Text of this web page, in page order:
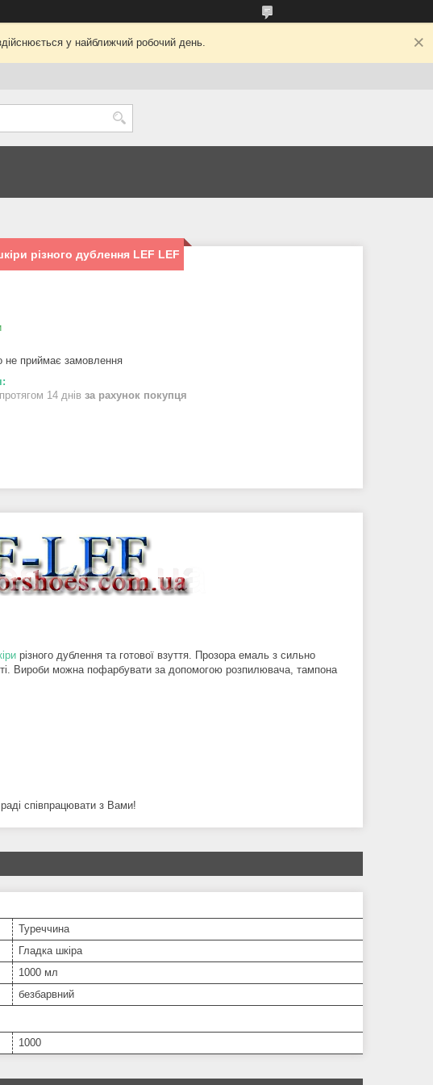
у найближчий робочий день.
різного дублення LEF LEF
не приймає замовлення
14 днів за рахунок покупця
різного дублення та готової взуття. Прозора емаль з сильно
Вироби можна пофарбувати за допомогою розпилювача, тампона
співпрацювати з Вами!
Туреччина
Гладка шкіра
1000 мл
безбарвний
1000